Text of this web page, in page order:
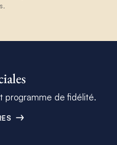
programme de fidélité.